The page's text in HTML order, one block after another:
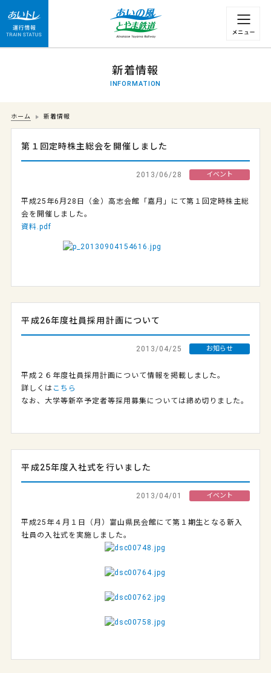
運行情報 列車の遅れ情報等についてはこちら
新着情報
INFORMATION
ホーム 新着情報
第１回定時株主総会を開催しました
2013/06/28 イベント
平成25年6月28日（金）高志会館「嘉月」にて第１回定時株主総
会を開催しました。
資料.pdf
平成26年度社員採用計画について
2013/04/25 お知らせ
平成２６年度社員採用計画について情報を掲載しました。
詳しくは こちら
なお、大学等新卒予定者等採用募集については締め切りました。
平成25年度入社式を行いました
2013/04/01 イベント
平成25年４月１日（月）富山県民会館にて第１期生となる新入
社員の入社式を実施しました。